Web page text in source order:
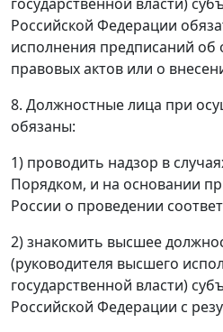
Российской Федерации
исполнения предписаний
правовых актов или о
8. Должностные лица при
обязаны:
1) проводить надзор в
Порядком, и на основании
России о проведении
2) знакомить высшее
(руководителя высшего
государственной власти)
Российской Федерации с